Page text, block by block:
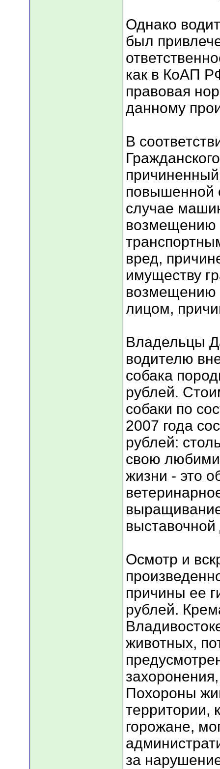
Однако
был
как в КоАП
правовая
данному
В
повышенной
случае
возмещению
вред,
имуществу
возмещению
лицом,
Владельцы
водителю
собака
рублей.
собаки по
2007 года
рублей:
свою
жизни - это
выставочной
Осмотр и
причины ее
рублей.
животных,
Похороны
территории,
горожане,
за